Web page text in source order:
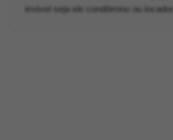
imóvel seja ele condômino ou locador.